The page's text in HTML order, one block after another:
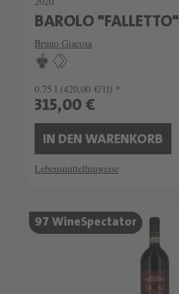
BAROLO "FALLETTO"
Bruno Giacosa
0.75 l (420,00 €/1l) *
315,00 €
IN DEN WARENKORB
Lebensmittelhinweise
SCHATZKAMMER
SEHR LIMITIERT
97 WineSpectator